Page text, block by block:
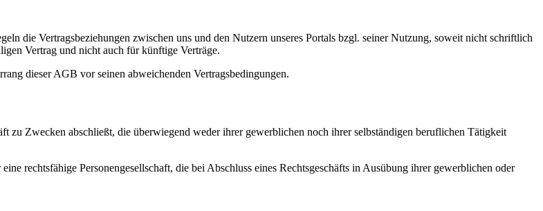
die Vertragsbeziehungen zwischen uns und den Nutzern unseres Portals bzgl. seiner Nutzung, soweit nicht schriftlich
Vertrag und nicht auch für künftige Verträge.
dieser AGB vor seinen abweichenden Vertragsbedingungen.
zu Zwecken abschließt, die überwiegend weder ihrer gewerblichen noch ihrer selbständigen beruflichen Tätigkeit
rechtsfähige Personengesellschaft, die bei Abschluss eines Rechtsgeschäfts in Ausübung ihrer gewerblichen oder